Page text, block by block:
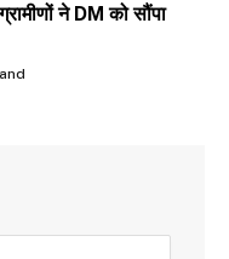
ने DM को सौंपा